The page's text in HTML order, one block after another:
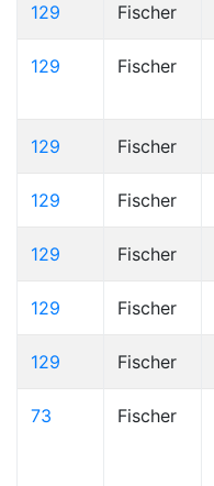
129 Fischer
129 Fischer
129 Fischer
129 Fischer
129 Fischer
129 Fischer
129 Fischer
73 Fischer